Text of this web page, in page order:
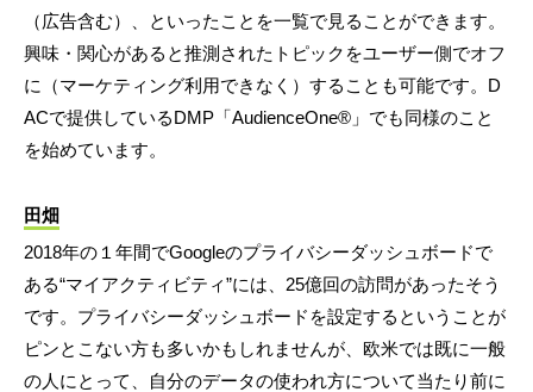
（広告含む）、といったことを一覧で見ることができます。
興味・関心があると推測されたトピックをユーザー側でオフ
に（マーケティング利用できなく）することも可能です。D
ACで提供しているDMP「AudienceOne®」でも同様のこと
を始めています。
田畑
2018年の１年間でGoogleのプライバシーダッシュボードで
ある“マイアクティビティ”には、25億回の訪問があったそう
です。プライバシーダッシュボードを設定するということが
ピンとこない方も多いかもしれませんが、欧米では既に一般
の人にとって、自分のデータの使われ方について当たり前に